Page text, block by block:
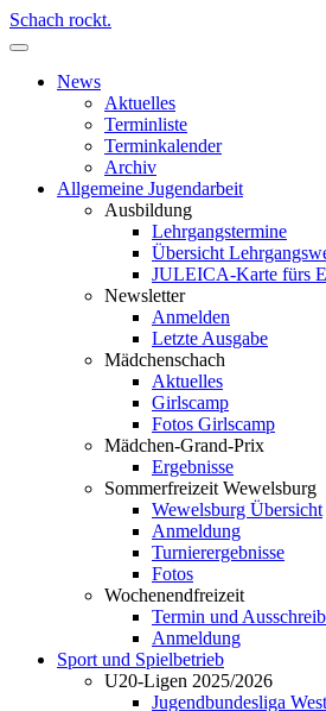
Schach rockt.
News
Aktuelles
Terminliste
Terminkalender
Archiv
Allgemeine Jugendarbeit
Ausbildung
Lehrgangstermine
Übersicht
JULEICA-Karte fürs
Newsletter
Anmelden
Letzte Ausgabe
Mädchenschach
Aktuelles
Girlscamp
Fotos Girlscamp
Mädchen-Grand-Prix
Ergebnisse
Sommerfreizeit Wewelsburg
Wewelsburg Übersicht
Anmeldung
Turnierergebnisse
Fotos
Wochenendfreizeit
Termin und
Anmeldung
Sport und Spielbetrieb
U20-Ligen 2025/2026
Jugendbundesliga West